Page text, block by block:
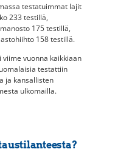
testatuimmat lajit
233 testillä,
175 testillä,
158 testillä.
viime vuonna kaikkiaan
testattiin
ja kansallisten
ulkomailla.